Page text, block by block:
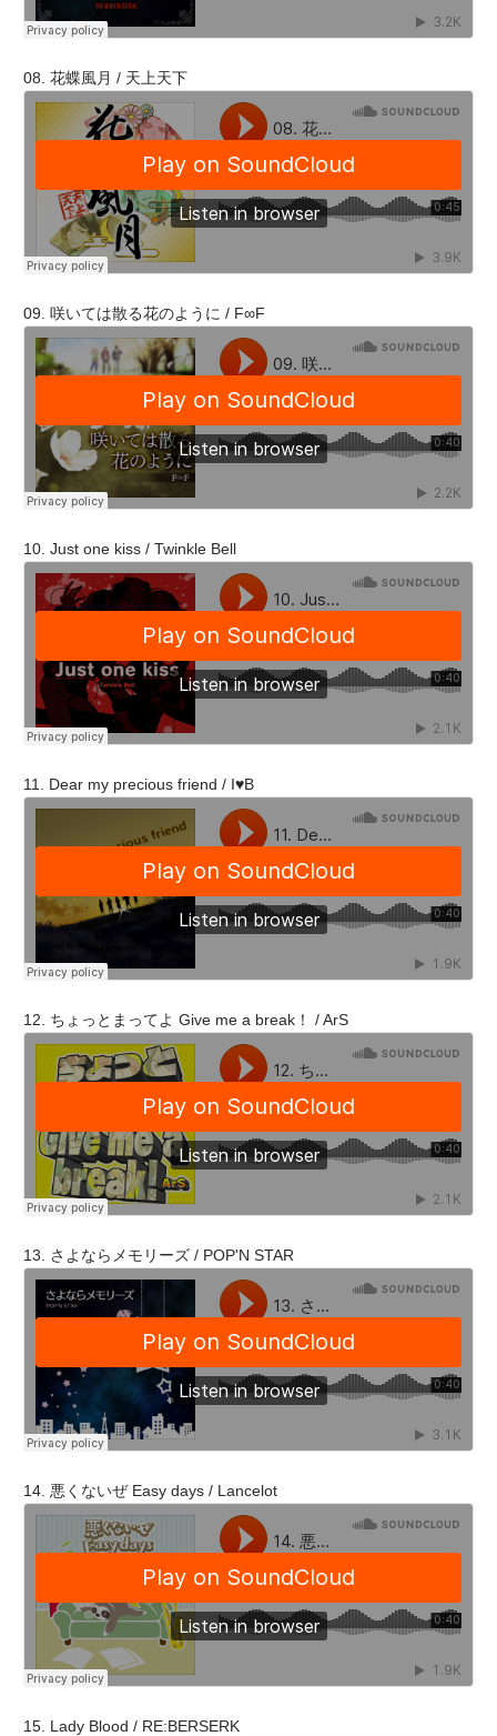
08. 花蝶風月 / 天上天下
09. 咲いては散る花のように / F∞F
10. Just one kiss / Twinkle Bell
11. Dear my precious friend / I♥B
12. ちょっとまってよ Give me a break！ / ArS
13. さよならメモリーズ / POP'N STAR
14. 悪くないぜ Easy days / Lancelot
15. Lady Blood / RE:BERSERK